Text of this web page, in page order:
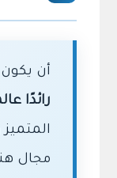
أن
رائدًا
مجال